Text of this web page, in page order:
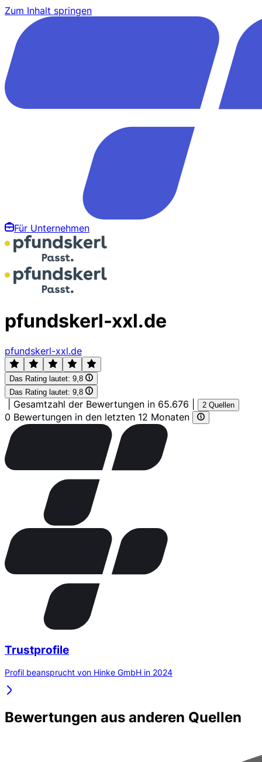
Zum Inhalt springen
Für Unternehmen
pfundskerl-xxl.de
pfundskerl-xxl.de
Das Rating lautet: 9,8
Das Rating lautet: 9,8
Gesamtzahl der Bewertungen in 65.676 2 Quellen
0 Bewertungen in den letzten 12 Monaten
Trustprofile
Profil beansprucht von Hinke GmbH in 2024
Bewertungen aus anderen Quellen